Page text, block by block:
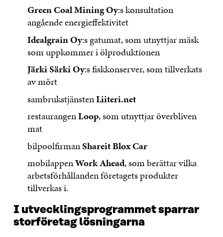
Green Coal Mining Oy:s konsultation
angående energieffektivitet
Idealgrain Oy:s gatumat, som utnyttjar mäsk
som uppkommer i ölproduktionen
Järki Särki Oy:s fiskkonserver, som tillverkats
av mört
sambrukstjänstenLiiteri.net
restaurangenLoop, som utnyttjar överbliven
mat
bilpoolfirmanShareit Blox Car
mobilappenWork Ahead, som berättar vilka
arbetsförhållanden företagets produkter
tillverkas i.
I utvecklingsprogrammet sparrar
storföretag lösningarna